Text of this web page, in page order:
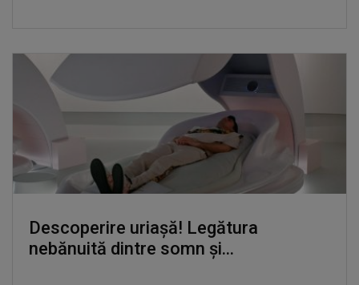
Descoperire uriașă! Legătura
nebănuită dintre somn și...